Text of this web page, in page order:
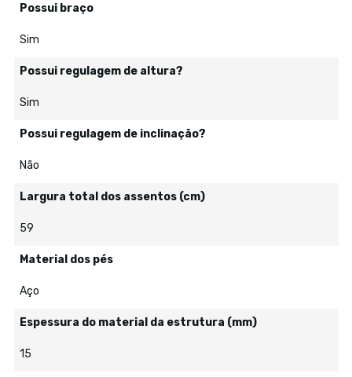
Possui braço
Sim
Possui regulagem de altura?
Sim
Possui regulagem de inclinação?
Não
Largura total dos assentos (cm)
59
Material dos pés
Aço
Espessura do material da estrutura (mm)
15